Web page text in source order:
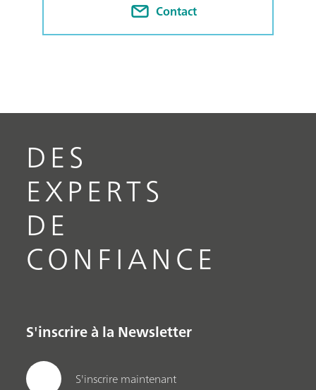
Contact
DES
EXPERTS
DE
CONFIANCE
S'inscrire à la Newsletter
S'inscrire maintenant